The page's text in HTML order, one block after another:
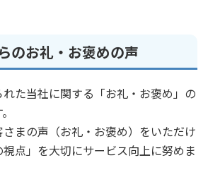
のお礼・お褒めの声
た当社に関する「お礼・お褒め」の
まの声（お礼・お褒め）をいただけ
点」を大切にサービス向上に努めま